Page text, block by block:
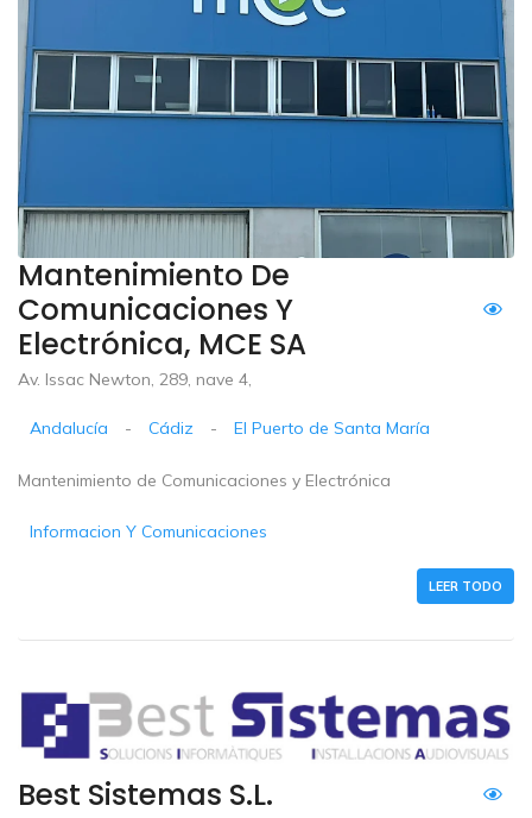
Mantenimiento De
Comunicaciones Y
Electrónica, MCE SA
Av. Issac Newton, 289, nave 4,
Andalucía - Cádiz - El Puerto de Santa María
Mantenimiento de Comunicaciones y Electrónica
Informacion Y Comunicaciones
LEER TODO
Best Sistemas S.L.